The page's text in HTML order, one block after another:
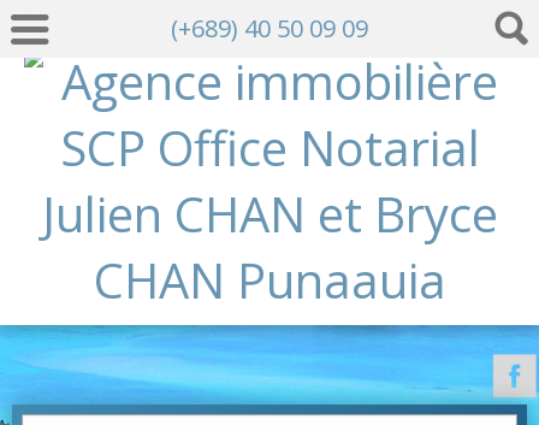
(+689) 40 50 09 09